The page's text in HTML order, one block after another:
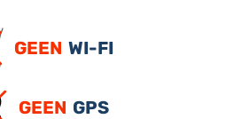
GEEN WI-FI
GEEN GPS